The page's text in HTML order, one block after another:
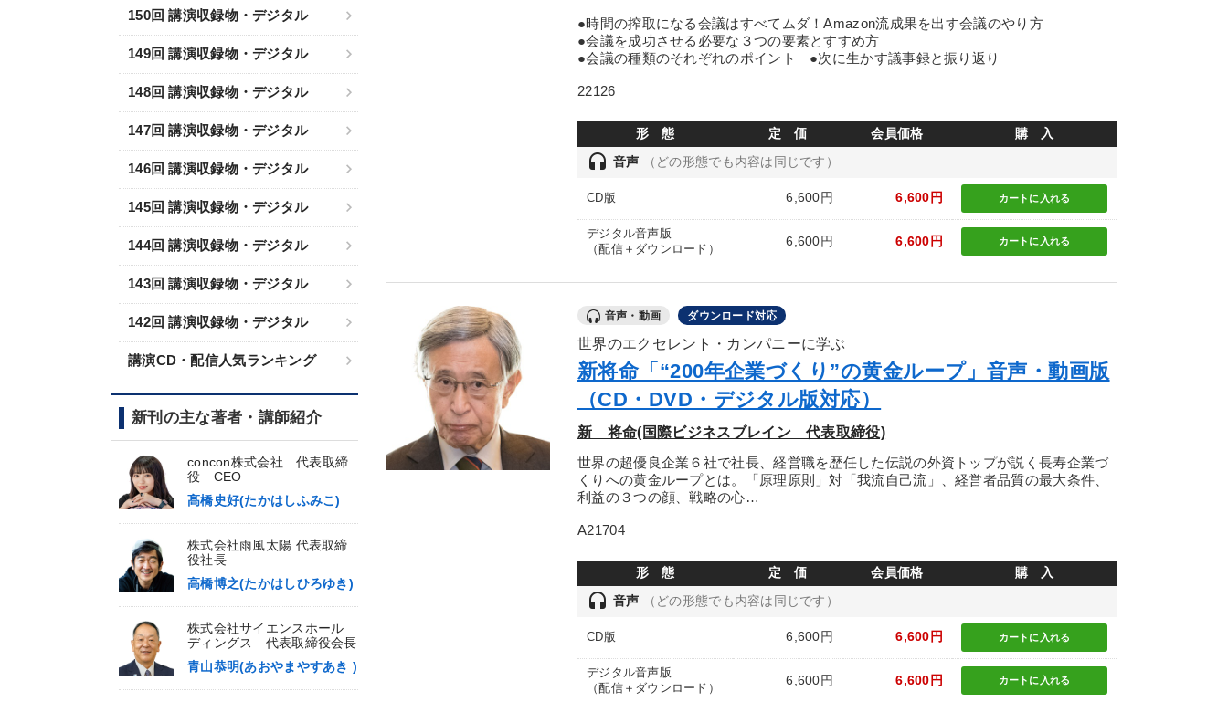
150回 講演収録物・デジタル
149回 講演収録物・デジタル
148回 講演収録物・デジタル
147回 講演収録物・デジタル
146回 講演収録物・デジタル
145回 講演収録物・デジタル
144回 講演収録物・デジタル
143回 講演収録物・デジタル
142回 講演収録物・デジタル
講演CD・配信人気ランキング
新刊の主な著者・講師紹介
concon株式会社 代表取締
役 CEO
髙橋史好(たかはしふみこ)
株式会社雨風太陽 代表取締
役社長
高橋博之(たかはしひろゆき)
株式会社サイエンスホール
ディングス 代表取締役会長
青山恭明(あおやまやすあき )
●時間の搾取になる会議はすべてムダ！Amazon流成果を出す会議のやり方
●会議を成功させる必要な３つの要素とすすめ方
●会議の種類のそれぞれのポイント ●次に生かす議事録と振り返り
22126
形 態 定 価 会員価格 購 入
headset 音声 （どの形態でも内容は同じです）
CD版 6,600円 6,600円 カートに 入れる
デジタル音声版
（配信＋ダウンロード）
6,600円 6,600円 カートに 入れる
音声・動画 ダウンロード対応
世界のエクセレント・カンパニーに学ぶ
新将命「“200年企業づくり”の黄金ループ」音声・動画版
（CD・DVD・デジタル版対応）
新 将命(国際ビジネスブレイン 代表取締役)
世界の超優良企業６社で社長、経営職を歴任した伝説の外資トップが説く長寿企業づ
くりへの黄金ループとは。「原理原則」対「我流自己流」、経営者品質の最大条件、
利益の３つの顔、戦略の心…
A21704
形 態 定 価 会員価格 購 入
headset 音声 （どの形態でも内容は同じです）
CD版 6,600円 6,600円 カートに 入れる
デジタル音声版
（配信＋ダウンロード）
6,600円 6,600円 カートに 入れる